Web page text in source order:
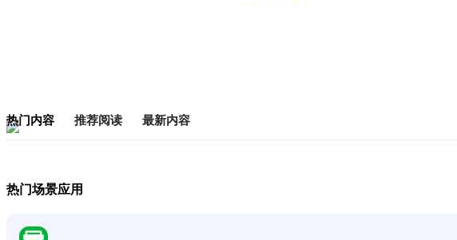
热门内容 推荐阅读 最新内容
热门场景应用